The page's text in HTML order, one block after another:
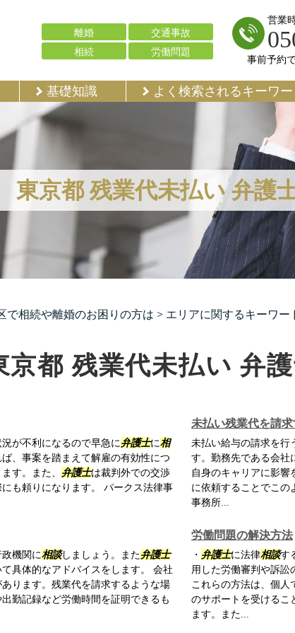
東京都 残業代未払い 弁護
離婚
交通事故
相続
労働問題
営業
事前予約
基礎知識 よく検索されるキーワー
で相続や離婚のお困りの方は > エリアに関するキーワー
京都 残業代未払い 弁
が不利になるので早急に弁護士に相
、事案を踏まえて解雇の有効性につ
す。また、 弁護士は裁判外での交渉
も頼りになります。 パークス法律事
未払い残業代を請
未払い給与の請求を行
す。勤務先である会社
自身のキャリアに影響
に依頼することでこの
事務所...
機関に相談しましょう。また弁護士
具体的なアドバイスをします。 会社
ります。残業代を請求するような場
勤記録など労働時間を証明できるも
労働問題の解決方法
・ 弁護士に法律相談す
用した労働審判や訴訟
これらの方法は、個人
のサポートを受けるこ
ます。また...